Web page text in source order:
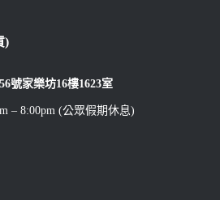
)
號家樂坊16樓1623室
– 8:00pm (公眾假期休息)